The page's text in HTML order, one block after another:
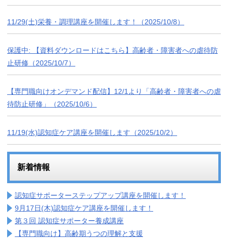
11/29(土)栄養・調理講座を開催します！（2025/10/8）
保護中: 【資料ダウンロードはこちら】高齢者・障害者への虐待防
止研修（2025/10/7）
【専門職向けオンデマンド配信】12/1より「高齢者・障害者への虐
待防止研修」（2025/10/6）
11/19(水)認知症ケア講座を開催します（2025/10/2）
新着情報
認知症サポーターステップアップ講座を開催します！
9月17日(木)認知症ケア講座を開催します！
第３回 認知症サポーター養成講座
【専門職向け】高齢期うつの理解と支援